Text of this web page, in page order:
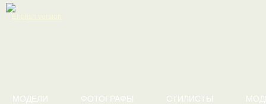
МОДЕЛИ ФОТОГРАФЫ СТИЛИСТЫ